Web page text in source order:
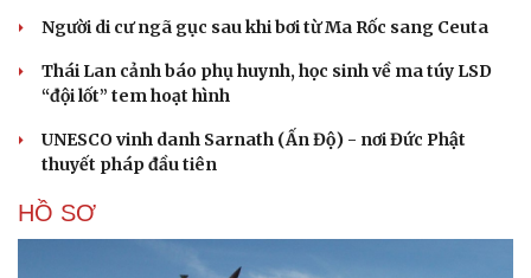
Người di cư ngã gục sau khi bơi từ Ma Rốc sang Ceuta
Thái Lan cảnh báo phụ huynh, học sinh về ma túy LSD
“đội lốt” tem hoạt hình
UNESCO vinh danh Sarnath (Ấn Độ) - nơi Đức Phật
thuyết pháp đầu tiên
HỒ SƠ